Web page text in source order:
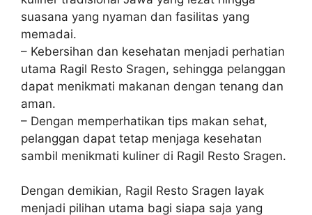
suasana yang nyaman dan fasilitas yang
memadai.
– Kebersihan dan kesehatan menjadi perhatian
utama Ragil Resto Sragen, sehingga pelanggan
dapat menikmati makanan dengan tenang dan
aman.
– Dengan memperhatikan tips makan sehat,
pelanggan dapat tetap menjaga kesehatan
sambil menikmati kuliner di Ragil Resto Sragen.
Dengan demikian, Ragil Resto Sragen layak
menjadi pilihan utama bagi siapa saja yang